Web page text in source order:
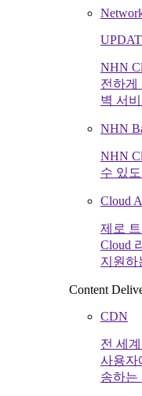
NHN
전하게
벽 서
NHN
NHN
수 있
Cloud
제로
Cloud
지원하
Content
CDN
전 세
사용자
송하는